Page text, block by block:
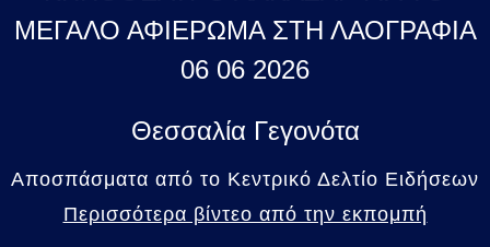
ΜΕΓΑΛΟ ΑΦΙΕΡΩΜΑ ΣΤΗ ΛΑΟΓΡΑΦΙΑ
06 06 2026
Θεσσαλία Γεγονότα
Αποσπάσματα από το Κεντρικό Δελτίο Ειδήσεων
Περισσότερα βίντεο από την εκπομπή